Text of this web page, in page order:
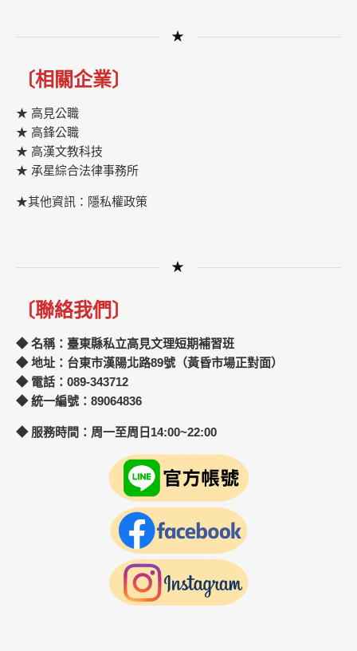
★
〔相關企業〕
★ 高見公職
★ 高鋒公職
★ 高漢文教科技
★ 承星綜合法律事務所
★其他資訊：隱私權政策
★
〔聯絡我們〕
◆ 名稱：臺東縣私立高見文理短期補習班
◆ 地址：台東市漢陽北路89號（黃昏市場正對面）
◆ 電話：089-343712
◆ 統一編號：89064836
◆ 服務時間：周一至周日14:00~22:00